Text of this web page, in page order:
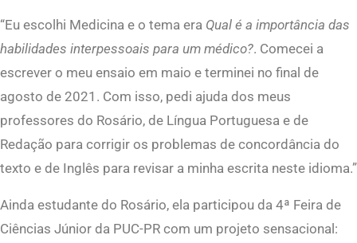
“Eu escolhi Medicina e o tema era Qual é a importância das
habilidades interpessoais para um médico?. Comecei a
escrever o meu ensaio em maio e terminei no final de
agosto de 2021. Com isso, pedi ajuda dos meus
professores do Rosário, de Língua Portuguesa e de
Redação para corrigir os problemas de concordância do
texto e de Inglês para revisar a minha escrita neste idioma.”
Ainda estudante do Rosário, ela participou da 4ª Feira de
Ciências Júnior da PUC-PR com um projeto sensacional: